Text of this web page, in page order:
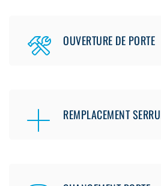
OUVERTURE DE PORTE
REMPLACEMENT